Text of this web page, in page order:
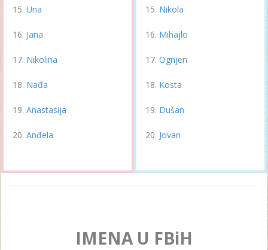
Una
Jana
Nikolina
Nađa
Anastasija
Anđela
Nikola
Mihajlo
Ognjen
Kosta
Dušan
Jovan
IMENA U FBiH